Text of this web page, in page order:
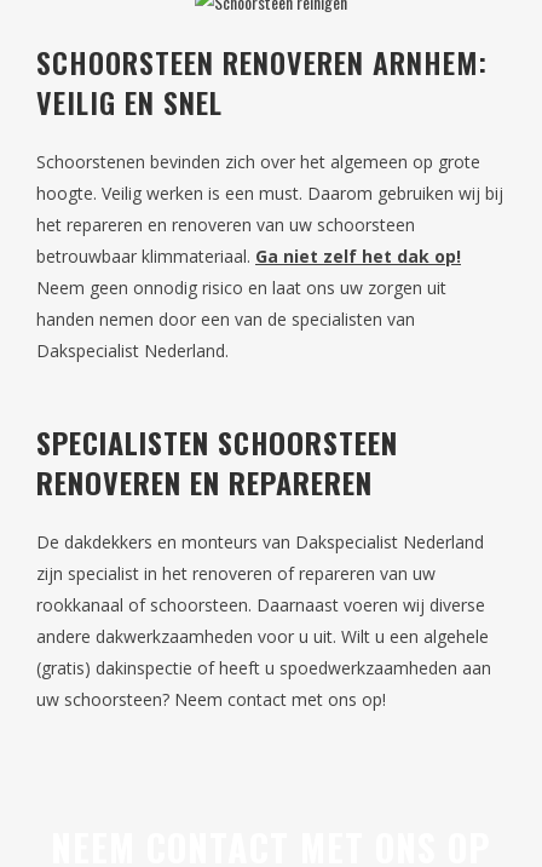
SCHOORSTEEN RENOVEREN ARNHEM:
VEILIG EN SNEL
Schoorstenen bevinden zich over het algemeen op grote
hoogte. Veilig werken is een must. Daarom gebruiken wij bij
het repareren en renoveren van uw schoorsteen
betrouwbaar klimmateriaal. Ga niet zelf het dak op!
Neem geen onnodig risico en laat ons uw zorgen uit
handen nemen door een van de specialisten van
Dakspecialist Nederland.
SPECIALISTEN SCHOORSTEEN
RENOVEREN EN REPAREREN
De dakdekkers en monteurs van Dakspecialist Nederland
zijn specialist in het renoveren of repareren van uw
rookkanaal of schoorsteen. Daarnaast voeren wij diverse
andere dakwerkzaamheden voor u uit. Wilt u een algehele
(gratis) dakinspectie of heeft u spoedwerkzaamheden aan
uw schoorsteen? Neem contact met ons op!